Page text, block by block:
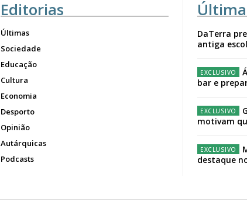
Editorias
Últimas
Sociedade
Educação
Cultura
Economia
Desporto
Opinião
Autárquicas
Podcasts
DaTerra
antiga
bar e
motivam
destaque